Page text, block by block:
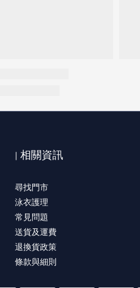
| 相關資訊
尋找門市
泳衣護理
常見問題
送貨及運費
退換貨政策
條款與細則